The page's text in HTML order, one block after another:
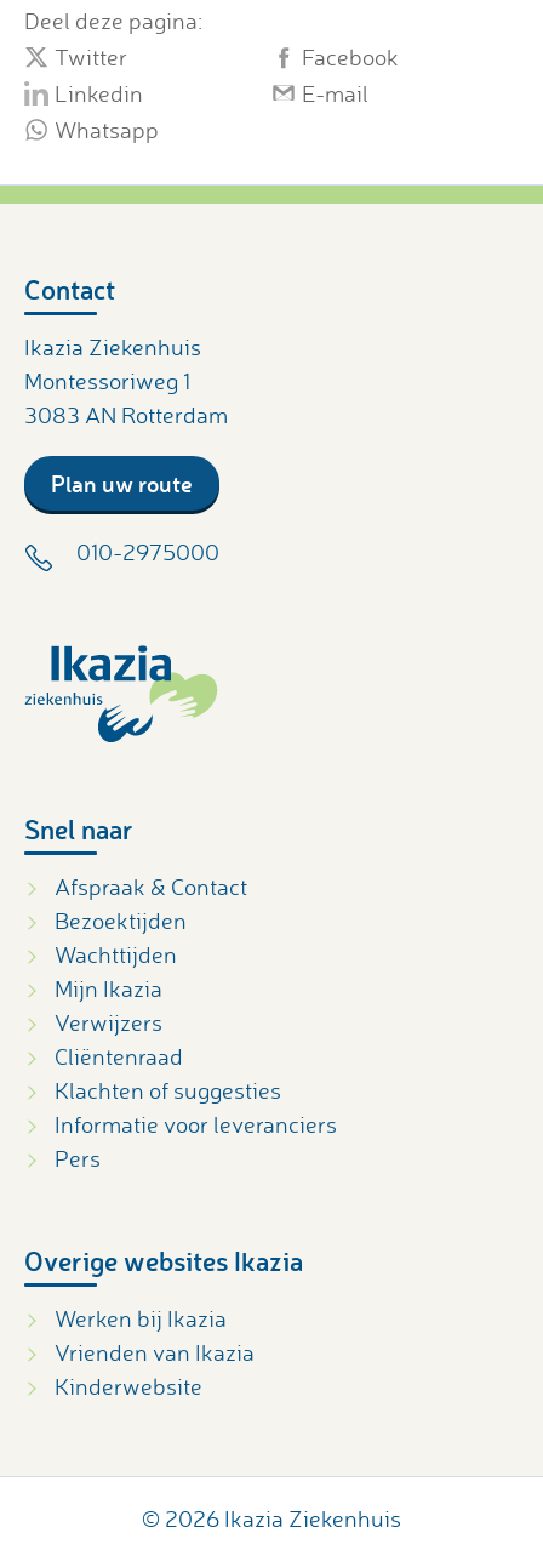
Deel deze pagina:
Twitter
Facebook
Linkedin
E-mail
Whatsapp
Contact
Ikazia Ziekenhuis
Montessoriweg 1
3083 AN Rotterdam
Plan uw route
010-2975000
Snel naar
Afspraak & Contact
Bezoektijden
Wachttijden
Mijn Ikazia
Verwijzers
Cliëntenraad
Klachten of suggesties
Informatie voor leveranciers
Pers
Overige websites Ikazia
Werken bij Ikazia
Vrienden van Ikazia
Kinderwebsite
© 2026 Ikazia Ziekenhuis